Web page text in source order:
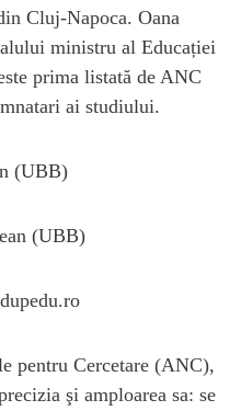
Cluj-Napoca. Oana
ministru al Educației
prima listată de ANC
ai studiului.
(UBB)
(UBB)
pentru Cercetare (ANC),
şi amploarea sa: se